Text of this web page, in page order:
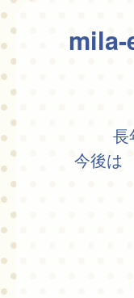
mila-
長
今後は